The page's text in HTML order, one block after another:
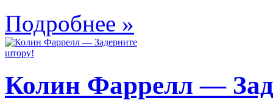
Подробнее »
Колин Фаррелл —